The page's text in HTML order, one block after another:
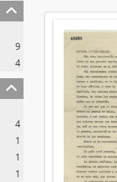
9
4
4
1
1
1